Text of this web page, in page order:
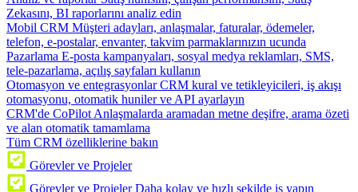
Zekasını, BI raporlarını analiz edin
Mobil CRM Müşteri adayları, anlaşmalar, faturalar, ödemeler,
telefon, e-postalar, envanter, takvim parmaklarınızın ucunda
Pazarlama E-posta kampanyaları, sosyal medya reklamları, SMS,
tele-pazarlama, açılış sayfaları kullanın
Otomasyon ve entegrasyonlar CRM kural ve tetikleyicileri, iş akışı
otomasyonu, otomatik huniler ve API ayarlayın
CRM'de CoPilot Anlaşmalarda aramadan metne deşifre, arama özeti
ve alan otomatik tamamlama
Tüm CRM özelliklerine bakın
Görevler ve Projeler
Görevler ve Projeler Daha kolay ve hızlı şekilde iş yapın